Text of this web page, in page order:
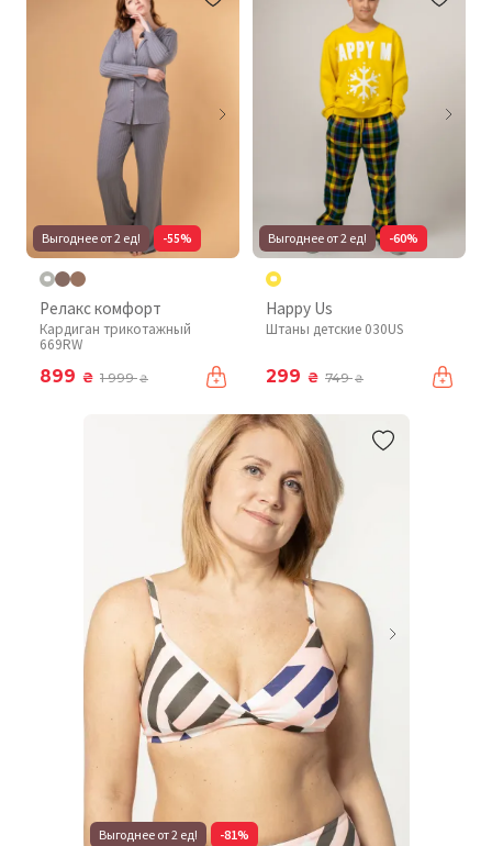
Выгоднее от 2 ед! -55%
Релакс комфорт
Кардиган трикотажный
669RW
899 ₴ 1 999₴
Выгоднее от 2 ед! -60%
Happy Us
Штаны детские 030US
299 ₴ 749₴
Выгоднее от 2 ед! -81%